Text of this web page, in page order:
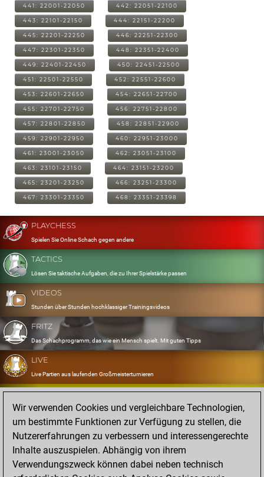
441: 22001-22050 442: 22051-22100
443: 22101-22150 444: 22151-22200
445: 22201-22250 446: 22251-22300
447: 22301-22350 448: 22351-22400
449: 22401-22450 450: 22451-22500
451: 22501-22550 452: 22551-22600
453: 22601-22650 454: 22651-22700
455: 22701-22750 456: 22751-22800
457: 22801-22850 458: 22851-22900
459: 22901-22950 460: 22951-23000
461: 23001-23050 462: 23051-23100
463: 23101-23150 464: 23151-23200
465: 23201-23250 466: 23251-23300
467: 23301-23350 468: 23351-23398
PLAYCHESS
Spielen Sie Online Schach gegen andere
TACTICS
Lösen Sie taktische Aufgaben, die zu Ihrer Spielstärke passen
VIDEOS
Stunden über Stunden hochklassiger Trainingsvideos
FRITZ
Das Schachprogramm, das wie ein Mensch spielt. Mit guten Tipps
LIVE
Live Partien aus laufenden Großmeisterturnieren
OPENINGS
Erfassen und Üben Sie Ihr Eröffnungsrepertoire
DATABASE
Acht Millionen starke Partien
MYGAMES
Speichern und analysieren Sie eigene Partien in der Cloud
Wir verwenden Cookies und vergleichbare Technologien,
um bestimmte Funktionen zur Verfügung zu stellen, die
Nutzererfahrungen zu verbessern und interessengerechte
Inhalte auszuspielen. Abhängig von ihrem
Verwendungszweck können dabei neben technisch